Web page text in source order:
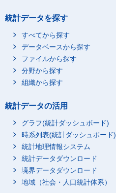
統計データを探す
すべてから探す
データベースから探す
ファイルから探す
分野から探す
組織から探す
統計データの活用
グラフ(統計ダッシュボード)
時系列表(統計ダッシュボード)
統計地理情報システム
統計データダウンロード
境界データダウンロード
地域（社会・人口統計体系）